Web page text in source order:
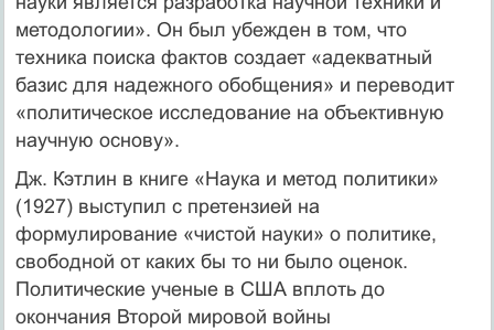
методологии». Он был убежден в том, что
техника поиска фактов создает «адекватный
базис для надежного обобщения» и переводит
«политическое исследование на объективную
научную основу».
Дж. Кэтлин в книге «Наука и метод политики»
(1927) выступил с претензией на
формулирование «чистой науки» о политике,
свободной от каких бы то ни было оценок.
Политические ученые в США вплоть до
окончания Второй мировой войны